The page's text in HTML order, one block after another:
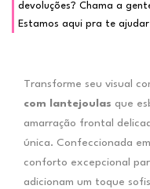
devoluções? Chama a
Estamos aqui pra te
Transforme seu visual
com lantejoulas que
amarração frontal
única. Confeccionada
conforto excepcional
adicionam um toque